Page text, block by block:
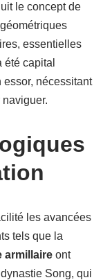
le concept de
essentielles
capital
essor, nécessitant
les avancées
tels que la
armillaire ont
Song, qui